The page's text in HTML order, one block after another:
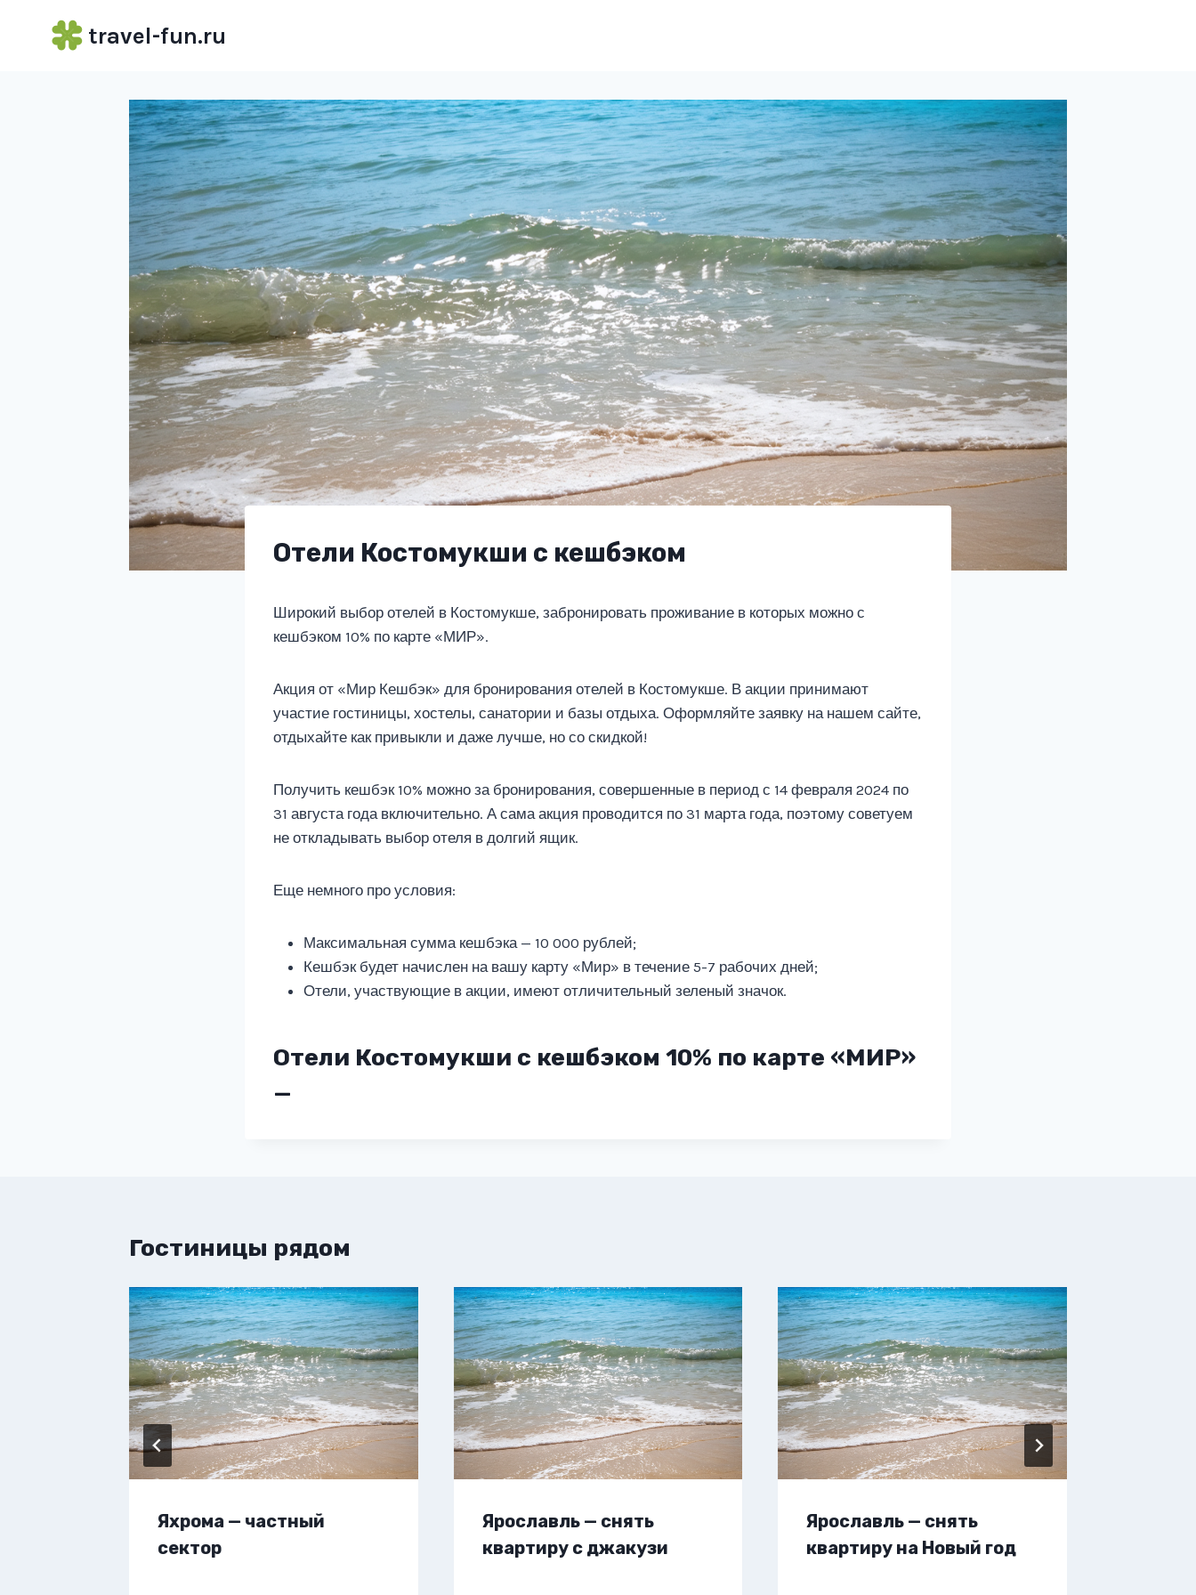
travel-fun.ru
Отели Костомукши с кешбэком
Широкий выбор отелей в Костомукше, забронировать проживание в которых можно с
кешбэком 10% по карте «МИР».
Акция от «Мир Кешбэк» для бронирования отелей в Костомукше. В акции принимают
участие гостиницы, хостелы, санатории и базы отдыха. Оформляйте заявку на нашем сайте,
отдыхайте как привыкли и даже лучше, но со скидкой!
Получить кешбэк 10% можно за бронирования, совершенные в период с 14 февраля 2024 по
31 августа года включительно. А сама акция проводится по 31 марта года, поэтому советуем
не откладывать выбор отеля в долгий ящик.
Еще немного про условия:
Максимальная сумма кешбэка — 10 000 рублей;
Кешбэк будет начислен на вашу карту «Мир» в течение 5-7 рабочих дней;
Отели, участвующие в акции, имеют отличительный зеленый значок.
Отели Костомукши с кешбэком 10% по карте «МИР»
—
Гостиницы рядом
Яхрома — частный
сектор
Ярославль — снять
квартиру с джакузи
Ярославль — снять
квартиру на Новый год